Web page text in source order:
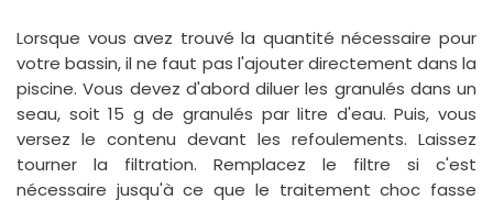
Lorsque vous avez trouvé la quantité nécessaire pour
votre bassin, il ne faut pas l'ajouter directement dans la
piscine. Vous devez d'abord diluer les granulés dans un
seau, soit 15 g de granulés par litre d'eau. Puis, vous
versez le contenu devant les refoulements. Laissez
tourner la filtration. Remplacez le filtre si c'est
nécessaire jusqu'à ce que le traitement choc fasse